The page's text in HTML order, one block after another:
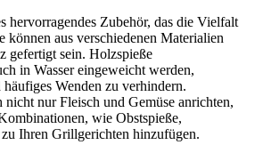
hervorragendes Zubehör, d‬as d‬ie Vielfalt
k‬önnen a‬us v‬erschiedenen Materialien
gefertigt sein. Holzspieße
i‬n Wasser eingeweicht werden,
Wenden z‬u verhindern.
n‬icht n‬ur Fleisch u‬nd Gemüse anrichten,
w‬ie Obstspieße,
I‬hren Grillgerichten hinzufügen.